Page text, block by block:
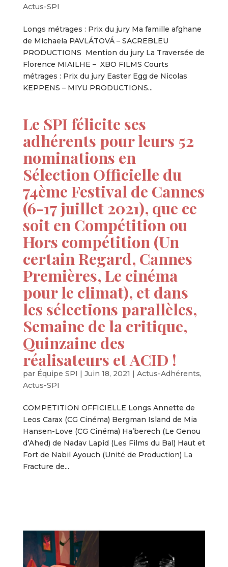
Actus-SPI
Longs métrages : Prix du jury Ma famille afghane
de Michaela PAVLÁTOVÁ – SACREBLEU
PRODUCTIONS Mention du jury La Traversée de
Florence MIAILHE – XBO FILMS Courts
métrages : Prix du jury Easter Egg de Nicolas
KEPPENS – MIYU PRODUCTIONS...
Le SPI félicite ses
adhérents pour leurs 52
nominations en
Sélection Officielle du
74ème Festival de Cannes
(6-17 juillet 2021), que ce
soit en Compétition ou
Hors compétition (Un
certain Regard, Cannes
Premières, Le cinéma
pour le climat), et dans
les sélections parallèles,
Semaine de la critique,
Quinzaine des
réalisateurs et ACID !
par Équipe SPI | Juin 18, 2021 | Actus-Adhérents,
Actus-SPI
COMPETITION OFFICIELLE Longs Annette de
Leos Carax (CG Cinéma) Bergman Island de Mia
Hansen-Love (CG Cinéma) Ha’berech (Le Genou
d’Ahed) de Nadav Lapid (Les Films du Bal) Haut et
Fort de Nabil Ayouch (Unité de Production) La
Fracture de...